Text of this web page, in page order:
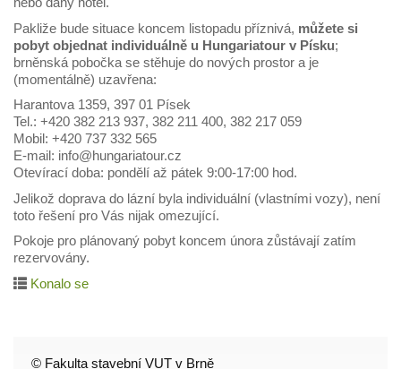
Pakliže bude situace koncem listopadu příznivá, můžete si
pobyt objednat individuálně u Hungariatour v Písku;
brněnská pobočka se stěhuje do nových prostor a je
(momentálně) uzavřena:
Harantova 1359, 397 01 Písek
Tel.: +420 382 213 937, 382 211 400, 382 217 059
Mobil: +420 737 332 565
E-mail: info@hungariatour.cz
Otevírací doba: pondělí až pátek 9:00-17:00 hod.
Jelikož doprava do lázní byla individuální (vlastními vozy), není
toto řešení pro Vás nijak omezující.
Pokoje pro plánovaný pobyt koncem února zůstávají zatím
rezervovány.
Konalo se
© Fakulta stavební VUT v Brně